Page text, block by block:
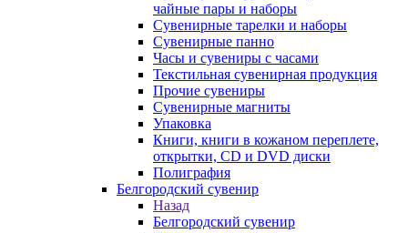
чайные пары и наборы
Сувенирные тарелки и наборы
Сувенирные панно
Часы и сувениры с часами
Текстильная сувенирная продукция
Прочие сувениры
Сувенирные магниты
Упаковка
Книги, книги в кожаном переплете,
открытки, CD и DVD диски
Полиграфия
Белгородский сувенир
Назад
Белгородский сувенир